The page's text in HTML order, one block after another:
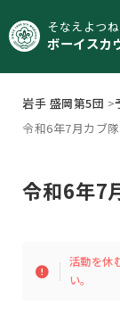
そなえよつ
ボーイスカ
岩手 盛岡第5団 >
令和6年7月カブ
令和6年7
活動を休
い。